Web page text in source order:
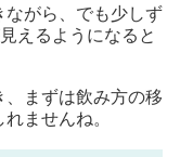
ながら、でも少しず
えるようになると
、まずは飲み方の移
ませんね。